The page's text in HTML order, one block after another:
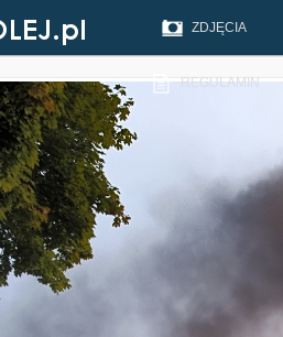
ZDJĘCIA
REGULAMIN